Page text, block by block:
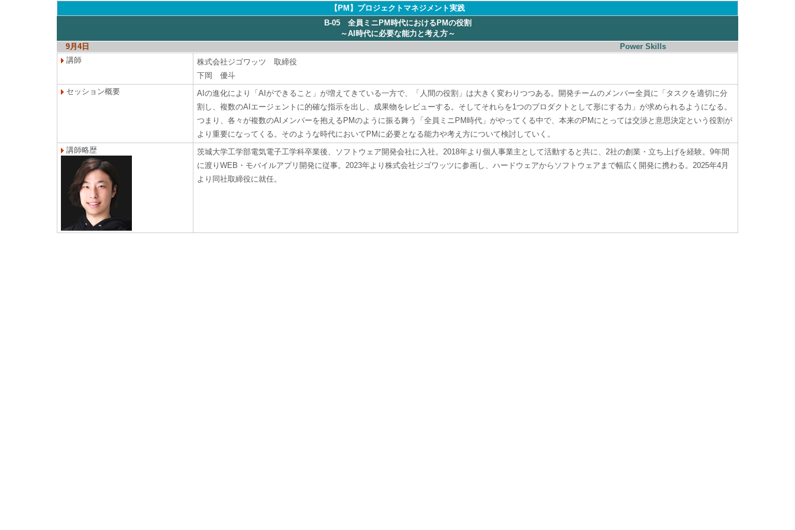
【PM】プロジェクトマネジメント実践
B-05 全員ミニPM時代におけるPMの役割
～AI時代に必要な能力と考え方～
9月4日
Power Skills
講師
株式会社ジゴワッツ 取締役
下岡 優斗
セッション概要
AIの進化により「AIができること」が増えてきている一方で、「人間の役割」は大きく変わりつつある。開発チームのメンバー全員に「タスクを適切に分
割し、複数のAIエージェントに的確な指示を出し、成果物をレビューする。そしてそれらを1つのプロダクトとして形にする力」が求められるようになる。
つまり、各々が複数のAIメンバーを抱えるPMのように振る舞う「全員ミニPM時代」がやってくる中で、本来のPMにとっては交渉と意思決定という役割が
より重要になってくる。そのような時代においてPMに必要となる能力や考え方について検討していく。
講師略歴
茨城大学工学部電気電子工学科卒業後、ソフトウェア開発会社に入社。2018年より個人事業主として活動すると共に、2社の創業・立ち上げを経験。9年間
に渡りWEB・モバイルアプリ開発に従事。2023年より株式会社ジゴワッツに参画し、ハードウェアからソフトウェアまで幅広く開発に携わる。2025年4月
より同社取締役に就任。